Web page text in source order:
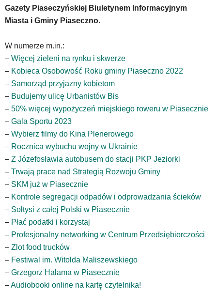
przechodzić
do
które
znajduje
bezpośrednio
pod
wiadomością.
nie
została
wyposażona
skróty
klawiaturowe,
zatem
nawigacja
obsługiwana
jest
w
standardowy
sposób.
stronie
mogą
Gazety Piaseczyńskiej Biuletynem Informacyjnym
Miasta i Gminy Piaseczno.
W numerze m.in.:
– Więcej zieleni na rynku i skwerze
– Kobieca Osobowość Roku gminy Piaseczno 2022
– Samorząd przyjazny kobietom
– Budujemy ulicę Urbanistów Bis
– 50% więcej wypożyczeń miejskiego roweru w Piasecznie
– Gala Sportu 2023
– Wybierz filmy do Kina Plenerowego
– Rocznica wybuchu wojny w Ukrainie
– Z Józefosławia autobusem do stacji PKP Jeziorki
– Trwają prace nad Strategią Rozwoju Gminy
– SKM już w Piasecznie
– Kontrole segregacji odpadów i odprowadzania ścieków
– Sołtysi z całej Polski w Piasecznie
– Płać podatki i korzystaj
– Profesjonalny networking w Centrum Przedsiębiorczości
– Zlot food trucków
– Festiwal im. Witolda Maliszewskiego
– Grzegorz Halama w Piasecznie
–Audiobooki online na kartę czytelnika!